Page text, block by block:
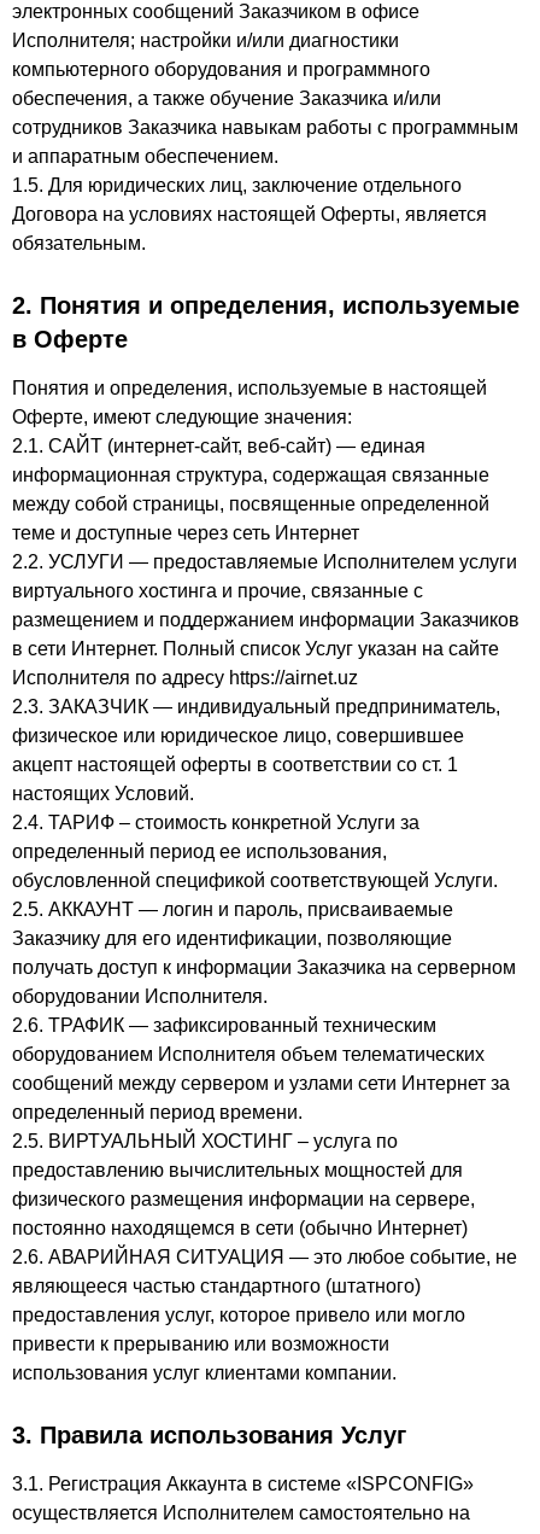
электронных сообщений Заказчиком в офисе
Исполнителя; настройки и/или диагностики
компьютерного оборудования и программного
обеспечения, а также обучение Заказчика и/или
сотрудников Заказчика навыкам работы с программным
и аппаратным обеспечением.
1.5. Для юридических лиц, заключение отдельного
Договора на условиях настоящей Оферты, является
обязательным.
2. Понятия и определения, используемые
в Оферте
Понятия и определения, используемые в настоящей
Оферте, имеют следующие значения:
2.1. САЙТ (интернет-сайт, веб-сайт) — единая
информационная структура, содержащая связанные
между собой страницы, посвященные определенной
теме и доступные через сеть Интернет
2.2. УСЛУГИ — предоставляемые Исполнителем услуги
виртуального хостинга и прочие, связанные с
размещением и поддержанием информации Заказчиков
в сети Интернет. Полный список Услуг указан на сайте
Исполнителя по адресу https://airnet.uz
2.3. ЗАКАЗЧИК — индивидуальный предприниматель,
физическое или юридическое лицо, совершившее
акцепт настоящей оферты в соответствии со ст. 1
настоящих Условий.
2.4. ТАРИФ – стоимость конкретной Услуги за
определенный период ее использования,
обусловленной спецификой соответствующей Услуги.
2.5. АККАУНТ — логин и пароль, присваиваемые
Заказчику для его идентификации, позволяющие
получать доступ к информации Заказчика на серверном
оборудовании Исполнителя.
2.6. ТРАФИК — зафиксированный техническим
оборудованием Исполнителя объем телематических
сообщений между сервером и узлами сети Интернет за
определенный период времени.
2.5. ВИРТУАЛЬНЫЙ ХОСТИНГ – услуга по
предоставлению вычислительных мощностей для
физического размещения информации на сервере,
постоянно находящемся в сети (обычно Интернет)
2.6. АВАРИЙНАЯ СИТУАЦИЯ — это любое событие, не
являющееся частью стандартного (штатного)
предоставления услуг, которое привело или могло
привести к прерыванию или возможности
использования услуг клиентами компании.
3. Правила использования Услуг
3.1. Регистрация Аккаунта в системе «ISPCONFIG»
осуществляется Исполнителем самостоятельно на